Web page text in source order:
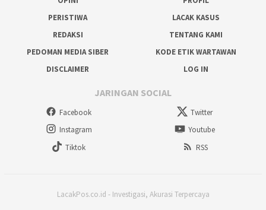
PERISTIWA
LACAK KASUS
REDAKSI
TENTANG KAMI
PEDOMAN MEDIA SIBER
KODE ETIK WARTAWAN
DISCLAIMER
LOG IN
JARINGAN SOCIAL
Facebook
Twitter
Instagram
Youtube
Tiktok
RSS
LacakPos.co.id - Investigasi, Akurasi Terpercaya